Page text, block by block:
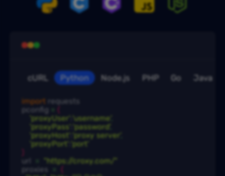
cURL Python Node.js PHP Go Java
import requests
pconfig
'proxyUser'
'username'
'proxyPass'
'password'
'proxyHost'
'proxy server'
'proxyPort'
'port'
url
"https://croxy.com/"
proxies